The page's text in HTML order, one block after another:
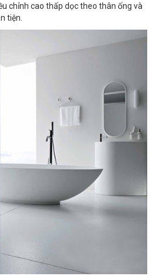
chỉnh cao thấp dọc theo thân ống và
tiện.